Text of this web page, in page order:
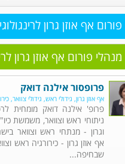
פורום אף אוזן גרון
מנהלי פורום אף אוזן גרון
פרופסור אילנה דואק
אף אוזן גרון, גידולי ראש, גידולי צוואר,
פרופ' אילנה דואק מומחית
ניתוחי ראש וצוואר, משמשת
וגרון - מנתחי ראש וצוואר
אף אוזן גרון - כירורגיה ראש
שבחיפה...